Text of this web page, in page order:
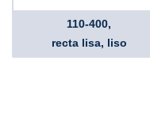
110-400,
recta lisa, liso